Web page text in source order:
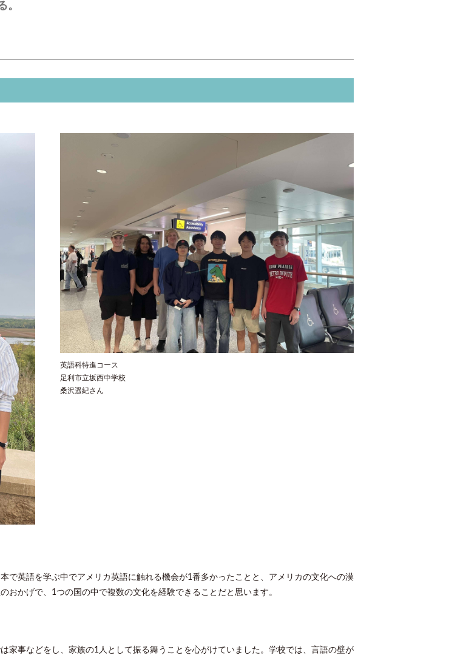
。
英語科特進コース
足利市立坂西中学校
桑沢遥紀さん
で英語を学ぶ中でアメリカ英語に触れる機会が1番多かったことと、アメリカの文化への漠
かげで、1つの国の中で複数の文化を経験できることだと思います。
家事などをし、家族の1人として振る舞うことを心がけていました。学校では、言語の壁が